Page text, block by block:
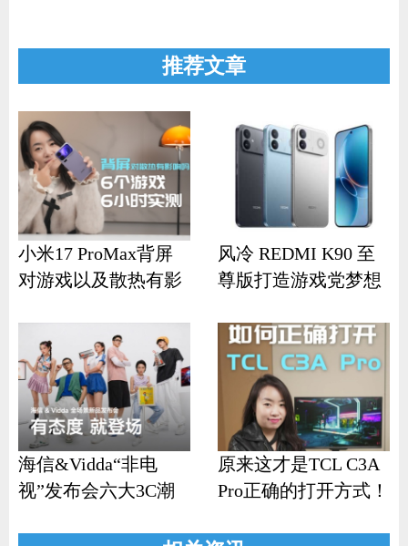
推荐文章
小米17 ProMax背屏
对游戏以及散热有影
风冷 REDMI K90 至
尊版打造游戏党梦想
海信&Vidda“非电
视”发布会六大3C潮
原来这才是TCL C3A
Pro正确的打开方式！